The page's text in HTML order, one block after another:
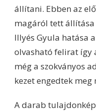
állítani. Ebben az
magáról tett állítása
Illyés Gyula hatása
olvasható felirat így
még a szokványos
kezet engedtek
A darab